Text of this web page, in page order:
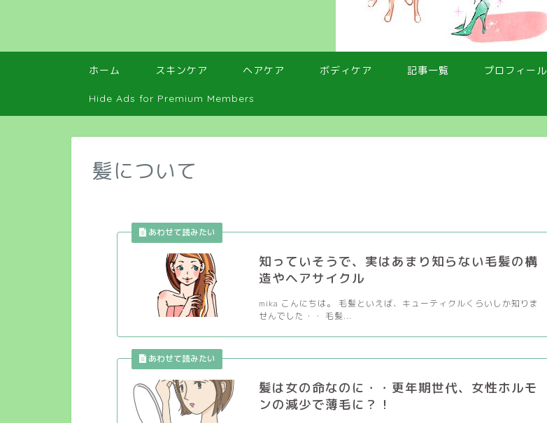
ホーム スキンケア ヘアケア ボディケア 記事一覧 プロフィール
Hide Ads for Premium Members
髪について
知っていそうで、実はあまり知らない毛髪の構
造やヘアサイクル
mika こんにちは。 毛髪といえば、キューティクルくらいしか知りま
せんでした・・ 毛髪...
髪は女の命なのに・・更年期世代、女性ホルモ
ンの減少で薄毛に？！